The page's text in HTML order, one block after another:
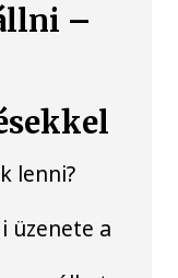
–
lenni?
üzenete a